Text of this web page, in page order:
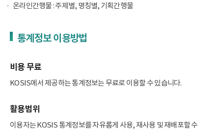
온라인간행물 : 주제별, 명칭별, 기획간행물
통계정보 이용방법
비용 무료
KOSIS에서 제공하는 통계정보는 무료로 이용할 수 있습니다.
활용범위
이용자는 KOSIS 통계정보를 자유롭게 사용, 재사용 및 재배포할 수